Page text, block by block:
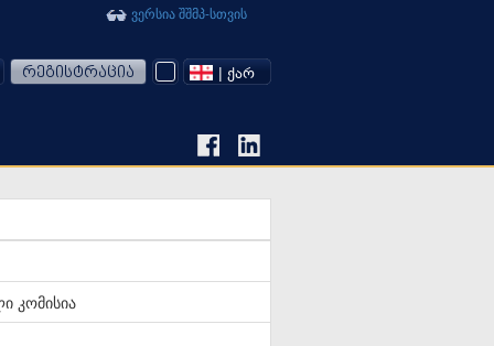
ვერსია შშმპ-სთვის
რეგისტრაცია | ᲥᲐᲠ
კომისია